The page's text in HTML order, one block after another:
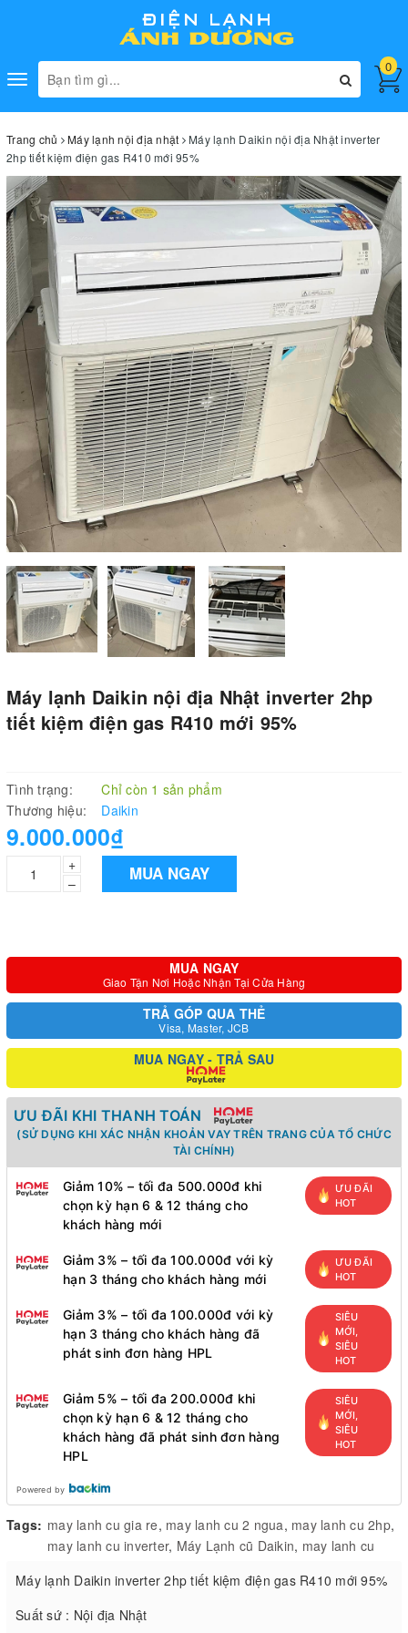
Toggle
navigation
0
Trang chủ Máy lạnh nội địa nhật
Máy lạnh Daikin nội địa Nhật inverter
2hp tiết kiệm điện gas R410 mới 95%
Máy lạnh Daikin nội địa Nhật inverter 2hp
tiết kiệm điện gas R410 mới 95%
Tình trạng:
Chỉ còn 1 sản phẩm
Thương hiệu:
Daikin
9.000.000₫
+
–
MUA NGAY
MUA NGAY
Giao Tận Nơi Hoặc Nhận Tại Cửa Hàng
TRẢ GÓP QUA THẺ
Visa, Master, JCB
MUA NGAY - TRẢ SAU
ƯU ĐÃI KHI THANH TOÁN
(SỬ DỤNG KHI XÁC NHẬN KHOẢN VAY TRÊN TRANG CỦA TỔ CHỨC
TÀI CHÍNH)
Giảm 10% – tối đa 500.000đ khi
chọn kỳ hạn 6 & 12 tháng cho
khách hàng mới
ƯU ĐÃI
HOT
Giảm 3% – tối đa 100.000đ với kỳ
hạn 3 tháng cho khách hàng mới
ƯU ĐÃI
HOT
Giảm 3% – tối đa 100.000đ với kỳ
hạn 3 tháng cho khách hàng đã
phát sinh đơn hàng HPL
SIÊU
MỚI,
SIÊU
HOT
Giảm 5% – tối đa 200.000đ khi
chọn kỳ hạn 6 & 12 tháng cho
khách hàng đã phát sinh đơn hàng
HPL
SIÊU
MỚI,
SIÊU
HOT
Powered by
Tags: may lanh cu gia re, may lanh cu 2 ngua, may lanh cu 2hp,
may lanh cu inverter, Máy Lạnh cũ Daikin, may lanh cu
Máy lạnh Daikin inverter 2hp tiết kiệm điện gas R410 mới 95%
Suất sứ : Nội địa Nhật